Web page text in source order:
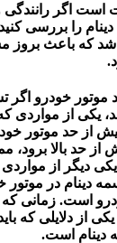
است اگر
را بررسی
که باعث
موتور خودرو اگر
یکی از
از حد موتور
از حد بالا
دیگر از
دینام در موتور
است. زمانی که
از دلایلی که
دینام است.